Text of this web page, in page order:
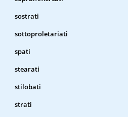
sostrati
sottoproletariati
spati
stearati
stilobati
strati